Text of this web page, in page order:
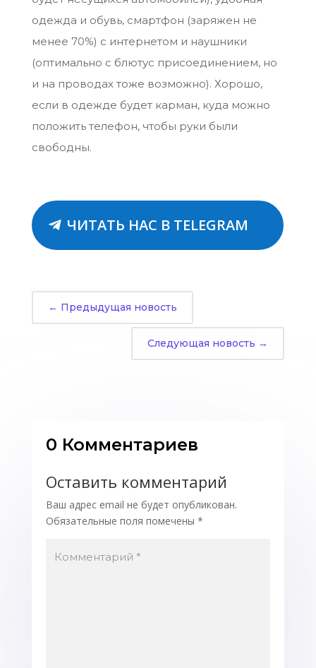
одежда и обувь, смартфон (заряжен не
менее 70%) с интернетом и наушники
(оптимально с блютус присоединением, но
и на проводах тоже возможно). Хорошо,
если в одежде будет карман, куда можно
положить телефон, чтобы руки были
свободны.
ЧИТАТЬ НАС В TELEGRAM
← Предыдущая новость
Следующая новость →
0 Комментариев
Оставить комментарий
Ваш адрес email не будет опубликован.
Обязательные поля помечены *